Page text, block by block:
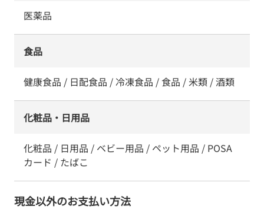
医薬品
食品
健康食品 / 日配食品 / 冷凍食品 / 食品 / 米類 / 酒類
化粧品・日用品
化粧品 / 日用品 / ベビー用品 / ペット用品 / POSA
カード / たばこ
現金以外のお支払い方法